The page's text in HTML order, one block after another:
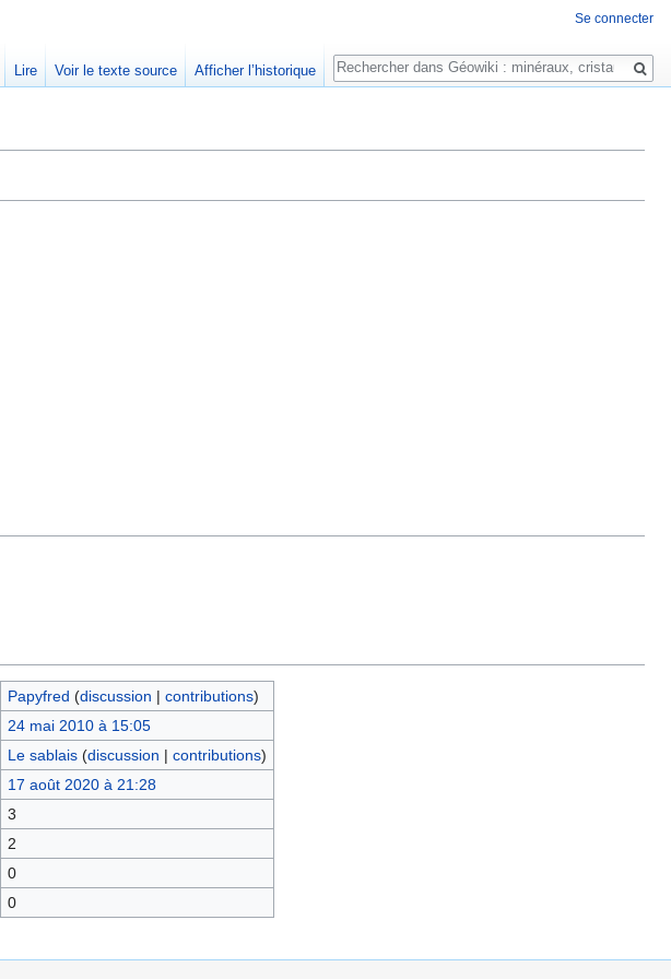
Papyfred (discussion | contributions)
24 mai 2010 à 15:05
Le sablais (discussion | contributions)
17 août 2020 à 21:28
3
2
0
0
Se connecter
Lire Voir le texte source Afficher l’historique
Rechercher